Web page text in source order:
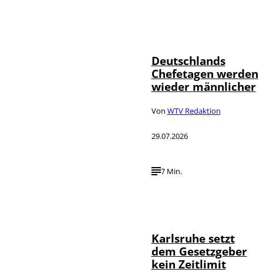
Deutschlands
Chefetagen werden
wieder männlicher
Von WTV Redaktion
29.07.2026
7 Min.
Karlsruhe setzt
dem Gesetzgeber
kein Zeitlimit